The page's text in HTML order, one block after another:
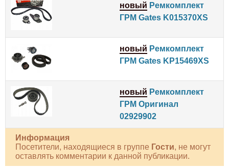
новый Ремкомплект
ГРМ Gates K015370XS
новый Ремкомплект
ГРМ Gates KP15469XS
новый Ремкомплект
ГРМ Оригинал
02929902
Информация
Посетители, находящиеся в группе Гости, не могут
оставлять комментарии к данной публикации.